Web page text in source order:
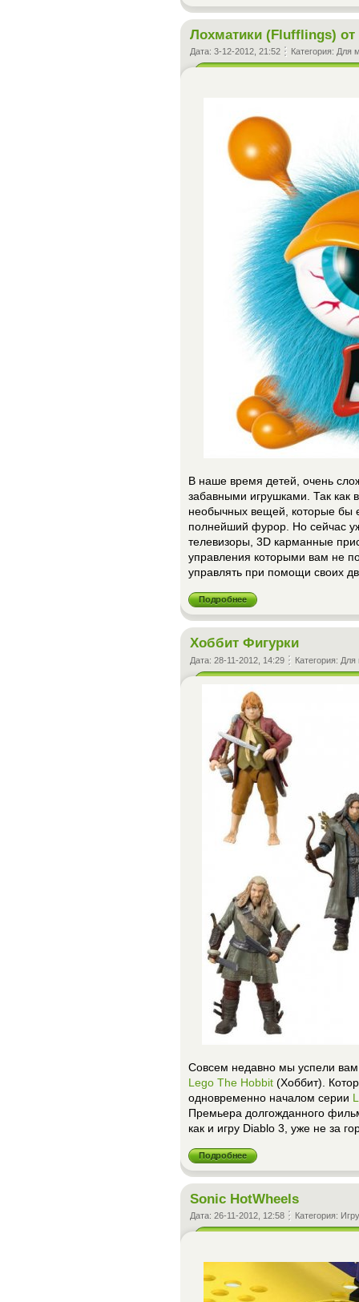
Лохматики (Flufflings) от
Дата: 3-12-2012, 21:52 Категория: Для
В наше время детей, очень
забавными игрушками. Так как
необычных вещей, которые бы
полнейший фурор. Но сейчас
телевизоры, 3D карманные
управления которыми вам не
управлять при помощи своих
Подробнее
Хоббит Фигурки
Дата: 28-11-2012, 14:29 Категория: Для
Совсем недавно мы успели вам
Lego The Hobbit (Хоббит).
одновременно началом серии
Премьера долгожданного
как и игру Diablo 3, уже не за
Подробнее
Sonic HotWheels
Дата: 26-11-2012, 12:58 Категория: